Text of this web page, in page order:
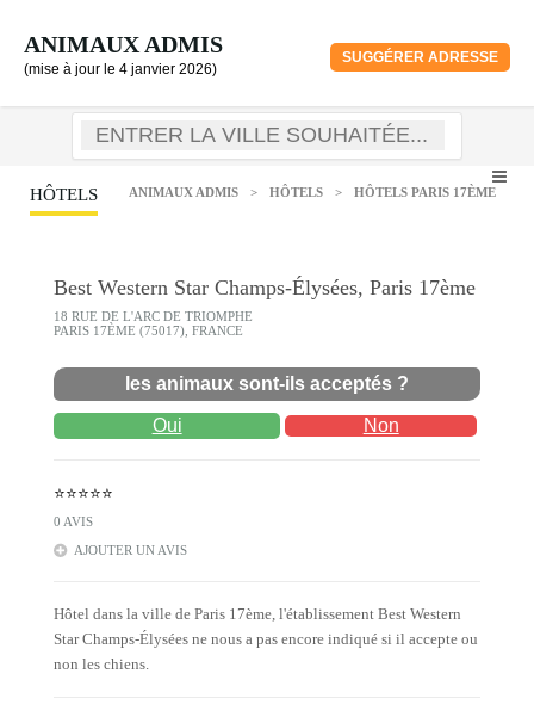
ANIMAUX ADMIS
(mise à jour le 4 janvier 2026)
SUGGÉRER ADRESSE
HÔTELS ANIMAUX ADMIS > HÔTELS > HÔTELS PARIS 17ÈME
Best Western Star Champs-Élysées, Paris 17ème
18 RUE DE L'ARC DE TRIOMPHE
PARIS 17ÈME (75017), FRANCE
les animaux sont-ils acceptés ?
Oui Non
⭐⭐⭐⭐⭐
0 AVIS
AJOUTER UN AVIS
Hôtel dans la ville de Paris 17ème, l'établissement Best Western
Star Champs-Élysées ne nous a pas encore indiqué si il accepte ou
non les chiens.